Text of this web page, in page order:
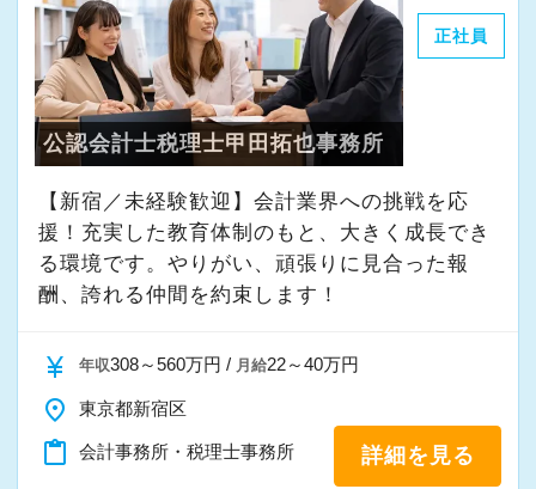
これまでの会計事務所や経理経験を活かしてご
活躍いただけます。
また、経験やスキルに応じて徐々に担当する業
将来的には申告書レビューなど、専門性を高め
られる業務にも携わることが可能です。
どこでも通用する実務スキルを身につけなが
★
当事務所では、職員同士が協力しながら気持ち
正社員
公認会計士税理士甲田拓也事務所
【新宿／未経験歓迎】会計業界への挑戦を応
援！充実した教育体制のもと、大きく成長でき
る環境です。やりがい、頑張りに見合った報
酬、誇れる仲間を約束します！
currency_yen 年収308～560万円 / 月給22～40万円
place 東京都新宿区
content_paste 会計事務所・税理士事務所 詳細を見る